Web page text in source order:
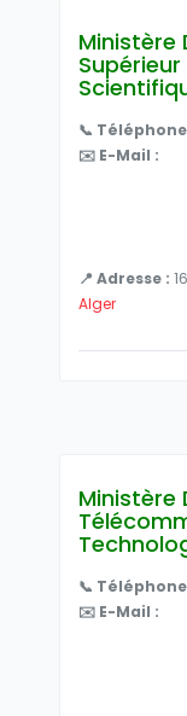
Ministère
📞
✉️ E-Mail :
📍 Adresse :
Alger
Ministère
📞
✉️ E-Mail :